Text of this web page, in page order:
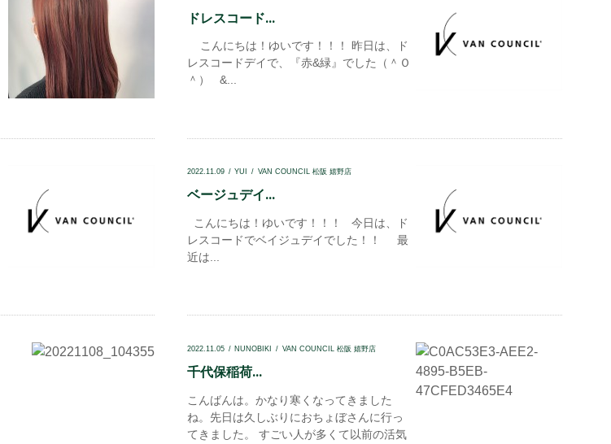
ドレスコード...
こんにちは！ゆいです！！！ 昨日は、ド
レスコードデイで、『赤&緑』でした（＾Ｏ
＾） &...
2022.11.09 YUI VAN COUNCIL 松阪 嬉野店
ベージュデイ...
こんにちは！ゆいです！！！ 今日は、ド
レスコードでベイジュデイでした！！ 最
近は...
2022.11.05 NUNOBIKI VAN COUNCIL 松阪 嬉野店
千代保稲荷...
こんばんは。かなり寒くなってきました
ね。先日は久しぶりにおちょぼさんに行っ
てきました。 すごい人が多くて以前の活気